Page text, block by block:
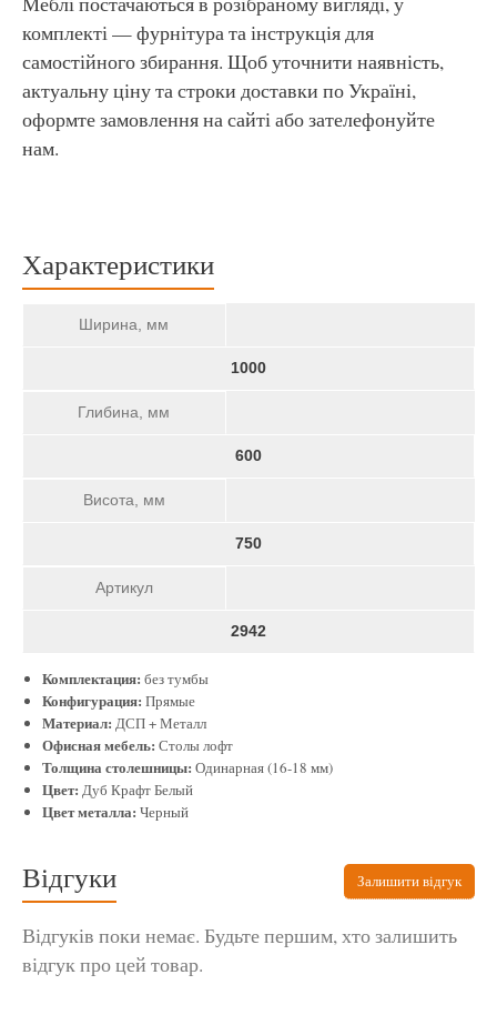
комплекті — фурнітура та інструкція для
самостійного збирання. Щоб уточнити наявність,
актуальну ціну та строки доставки по Україні,
оформте замовлення на сайті або зателефонуйте
нам.
Характеристики
Ширина, мм
1000
Глибина, мм
600
Висота, мм
750
Артикул
2942
Комплектация: без тумбы
Конфигурация: Прямые
Материал: ДСП + Металл
Офисная мебель: Столы лофт
Толщина столешницы: Одинарная (16-18 мм)
Цвет: Дуб Крафт Белый
Цвет металла: Черный
Відгуки Залишити відгук
Відгуків поки немає. Будьте першим, хто залишить
відгук про цей товар.